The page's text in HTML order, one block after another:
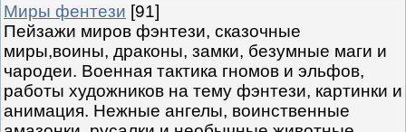
Миры фентези [91]
Пейзажи миров фэнтези, сказочные
миры,воины, драконы, замки, безумные маги и
чародеи. Военная тактика гномов и эльфов,
работы художников на тему фэнтези, картинки и
анимация. Нежные ангелы, воинственные